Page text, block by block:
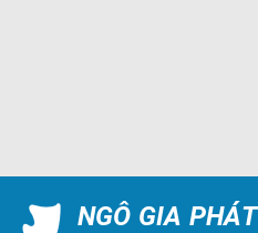
NGÔ GIA PHÁT